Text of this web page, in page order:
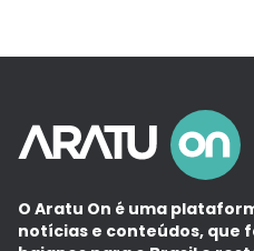
O Aratu On é uma
notícias e conteúdos, que